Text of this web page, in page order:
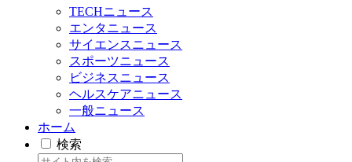
TECHニュース
エンタニュース
サイエンスニュース
スポーツニュース
ビジネスニュース
ヘルスケアニュース
一般ニュース
ホーム
検索